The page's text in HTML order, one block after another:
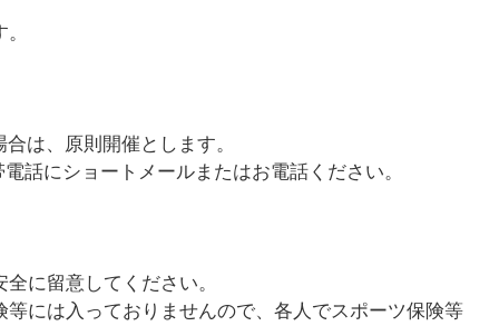
は、原則開催とします。
話にショートメールまたはお電話ください。
に留意してください。
には入っておりませんので、各人でスポーツ保険等